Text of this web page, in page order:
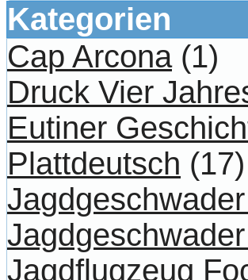
Kategorien
Cap Arcona(1)
Druck Vier
Eutiner
Plattdeutsch (17)
Jagdflugzeug